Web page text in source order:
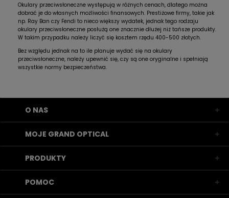
Okulary przeciwsłoneczne występują w różnych cenach, dlatego można
dobrać je do własnych możliwości finansowych. Prestiżowe firmy, takie jak
np. Ray Ban czy Fendi to nieco większy wydatek, jednak tego rodzaju
okulary przeciwsłoneczne posłużą one znacznie dłużej niż tańsze produkty.
W takim przypadku należy liczyć się kosztem rzędu 400-500 złotych.
Bez względu jednak na to ile planuje wydać się na okulary
przeciwsłoneczne, należy upewnić się, czy są one oryginalne i spełniają
wszystkie normy bezpieczeństwa.
O NAS
MOJE GRAND OPTICAL
PRODUKTY
POMOC